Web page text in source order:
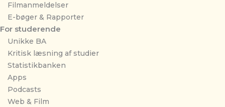
Filmanmeldelser
E-bøger & Rapporter
For studerende
Unikke BA
Kritisk læsning af studier
Statistikbanken
Apps
Podcasts
Web & Film